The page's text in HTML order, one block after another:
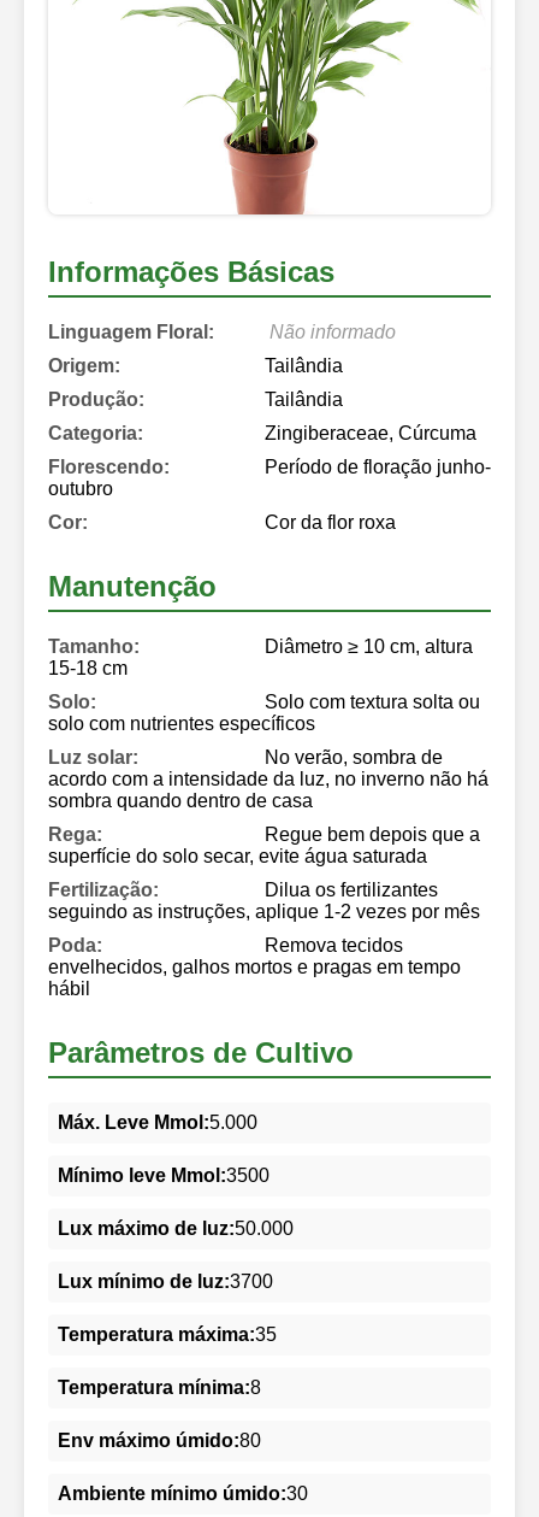
Informações Básicas
Linguagem Floral:
Não informado
Origem:
Tailândia
Produção:
Tailândia
Categoria:
Zingiberaceae, Cúrcuma
Florescendo:
Período de floração junho-
outubro
Cor:
Cor da flor roxa
Manutenção
Tamanho:
Diâmetro ≥ 10 cm, altura
15-18 cm
Solo:
Solo com textura solta ou
solo com nutrientes específicos
Luz solar:
No verão, sombra de
acordo com a intensidade da luz, no inverno não há
sombra quando dentro de casa
Rega:
Regue bem depois que a
superfície do solo secar, evite água saturada
Fertilização:
Dilua os fertilizantes
seguindo as instruções, aplique 1-2 vezes por mês
Poda:
Remova tecidos
envelhecidos, galhos mortos e pragas em tempo
hábil
Parâmetros de Cultivo
Máx. Leve Mmol:5.000
Mínimo leve Mmol:3500
Lux máximo de luz:50.000
Lux mínimo de luz:3700
Temperatura máxima:35
Temperatura mínima:8
Env máximo úmido:80
Ambiente mínimo úmido:30